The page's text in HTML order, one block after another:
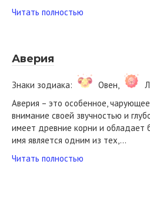
Читать полностью
Аверия
Знаки зодиака: Овен,
Аверия – это особенное,
внимание своей звучностью и
имеет древние корни и обладает
имя является одним из тех,…
Читать полностью